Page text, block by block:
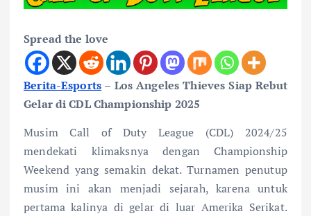
Spread the love
Berita-Esports – Los Angeles Thieves Siap Rebut
Gelar di CDL Championship 2025
Musim Call of Duty League (CDL) 2024/25
mendekati klimaksnya dengan Championship
Weekend yang semakin dekat. Turnamen penutup
musim ini akan menjadi sejarah, karena untuk
pertama kalinya di gelar di luar Amerika Serikat.